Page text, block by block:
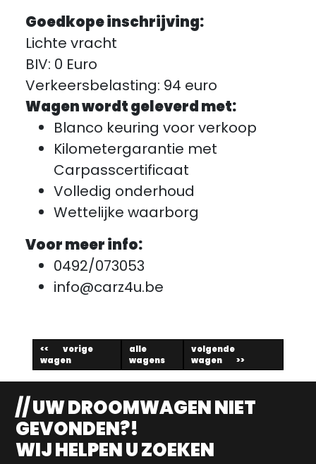
Goedkope inschrijving:
Lichte vracht
BIV: 0 Euro
Verkeersbelasting: 94 euro
Wagen wordt geleverd met:
Blanco keuring voor verkoop
Kilometergarantie met
Carpasscertificaat
Volledig onderhoud
Wettelijke waarborg
Voor meer info:
0492/073053
info@carz4u.be
vorige
wagen
alle
wagens
volgende
wagen
// UW DROOMWAGEN NIET
GEVONDEN?!
WIJ HELPEN U ZOEKEN